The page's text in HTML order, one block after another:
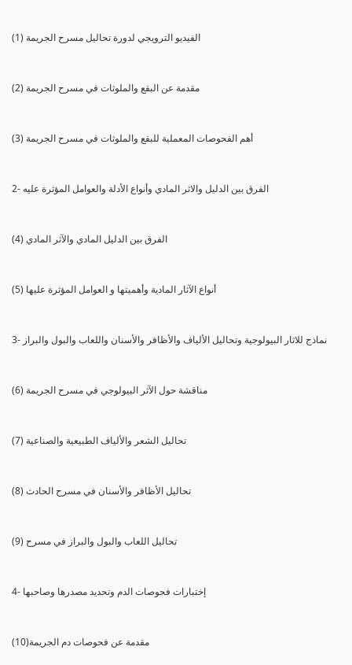
(1) الفيديو الترويجي لدورة تحاليل مسرح الجريمة
(2) مقدمة عن البقع والملوثات في مسرح الجريمة
(3) أهم الفحوصات المعملية للبقع والملوثات في مسرح الجريمة
2- الفرق بين الدليل والاثر المادي وأنواع الأدلة والعوامل المؤثرة عليه
(4) الفرق بين الدليل المادي والآثر المادي
(5) أنواع الآثار المادية وأهميتها و العوامل المؤثرة عليها
3- نماذج للاثار البيولوجية وتحاليل الألياف والأظافر والأسنان واللعاب والبول والبراز
(6) مناقشة حول الآثر البيولوجي في مسرح الجريمة
(7) تحاليل الشعر والألياف الطبيعية والصناعية
(8) تحاليل الأظافر والأسنان في مسرح الحادث
(9) تحاليل اللعاب والبول والبراز في مسرح
4- إختبارات فحوصات الدم وتحديد مصدرها وصاحبها
(10)مقدمة عن فحوصات دم الجريمة